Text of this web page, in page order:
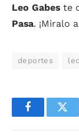
Leo Gabes te
Pasa. ¡Miralo
deportes
Facebook